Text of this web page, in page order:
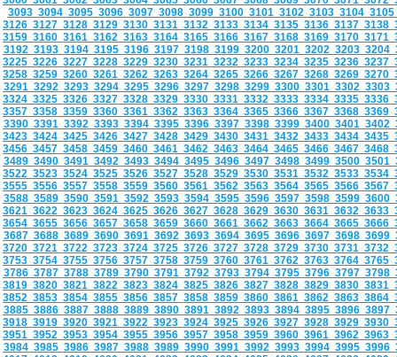
3093 3094 3095 3096 3097 3098 3099 3100 3101 3102 3103 3104
3126 3127 3128 3129 3130 3131 3132 3133 3134 3135 3136 3137 3138
3159 3160 3161 3162 3163 3164 3165 3166 3167 3168 3169 3170 3171
3192 3193 3194 3195 3196 3197 3198 3199 3200 3201 3202 3203 3204
3225 3226 3227 3228 3229 3230 3231 3232 3233 3234 3235 3236 3237
3258 3259 3260 3261 3262 3263 3264 3265 3266 3267 3268 3269 3270
3291 3292 3293 3294 3295 3296 3297 3298 3299 3300 3301 3302 3303
3324 3325 3326 3327 3328 3329 3330 3331 3332 3333 3334 3335 3336
3357 3358 3359 3360 3361 3362 3363 3364 3365 3366 3367 3368 3369
3390 3391 3392 3393 3394 3395 3396 3397 3398 3399 3400 3401 3402
3423 3424 3425 3426 3427 3428 3429 3430 3431 3432 3433 3434 3435
3456 3457 3458 3459 3460 3461 3462 3463 3464 3465 3466 3467 3468
3489 3490 3491 3492 3493 3494 3495 3496 3497 3498 3499 3500 3501
3522 3523 3524 3525 3526 3527 3528 3529 3530 3531 3532 3533 3534
3555 3556 3557 3558 3559 3560 3561 3562 3563 3564 3565 3566 3567
3588 3589 3590 3591 3592 3593 3594 3595 3596 3597 3598 3599 3600
3621 3622 3623 3624 3625 3626 3627 3628 3629 3630 3631 3632 3633
3654 3655 3656 3657 3658 3659 3660 3661 3662 3663 3664 3665 3666
3687 3688 3689 3690 3691 3692 3693 3694 3695 3696 3697 3698 3699
3720 3721 3722 3723 3724 3725 3726 3727 3728 3729 3730 3731 3732
3753 3754 3755 3756 3757 3758 3759 3760 3761 3762 3763 3764 3765
3786 3787 3788 3789 3790 3791 3792 3793 3794 3795 3796 3797 3798
3819 3820 3821 3822 3823 3824 3825 3826 3827 3828 3829 3830 3831
3852 3853 3854 3855 3856 3857 3858 3859 3860 3861 3862 3863 3864
3885 3886 3887 3888 3889 3890 3891 3892 3893 3894 3895 3896 3897
3918 3919 3920 3921 3922 3923 3924 3925 3926 3927 3928 3929 3930
3951 3952 3953 3954 3955 3956 3957 3958 3959 3960 3961 3962 3963
3984 3985 3986 3987 3988 3989 3990 3991 3992 3993 3994 3995 3996